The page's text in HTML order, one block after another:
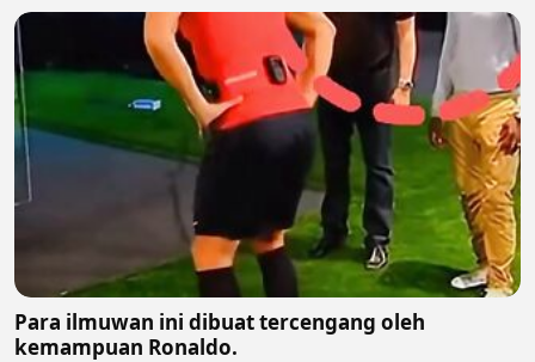
Para ilmuwan ini dibuat tercengang oleh
kemampuan Ronaldo.